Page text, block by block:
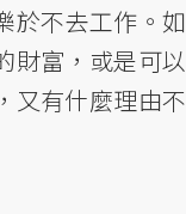
於不去工作。如
財富，或是可以
又有什麼理由不